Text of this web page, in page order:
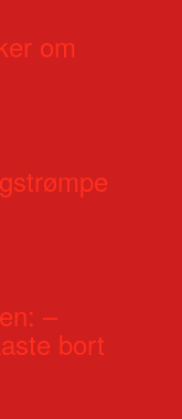
om
–
bort